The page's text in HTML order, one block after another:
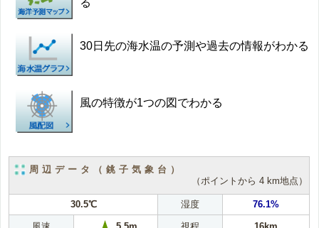
30日先の海水温の予測や過去の情報がわかる
風の特徴が1つの図でわかる
周辺データ（銚子気象台）
（ポイントから 4 km地点）
30.5℃ 湿度 76.1%